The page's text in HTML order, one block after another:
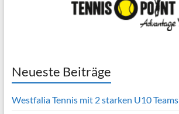
Neueste Beiträge
Westfalia Tennis mit 2 starken U10 Teams